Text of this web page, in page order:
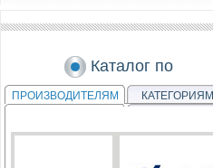
Каталог по
ПРОИЗВОДИТЕЛЯМ КАТЕГОРИЯМ